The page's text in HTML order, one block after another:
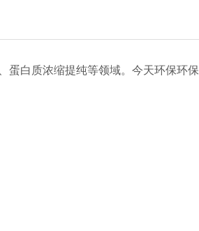
蛋白质浓缩提纯等领域。今天环保环保